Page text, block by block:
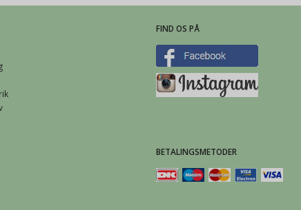
FIND OS PÅ
BETALINGSMETODER